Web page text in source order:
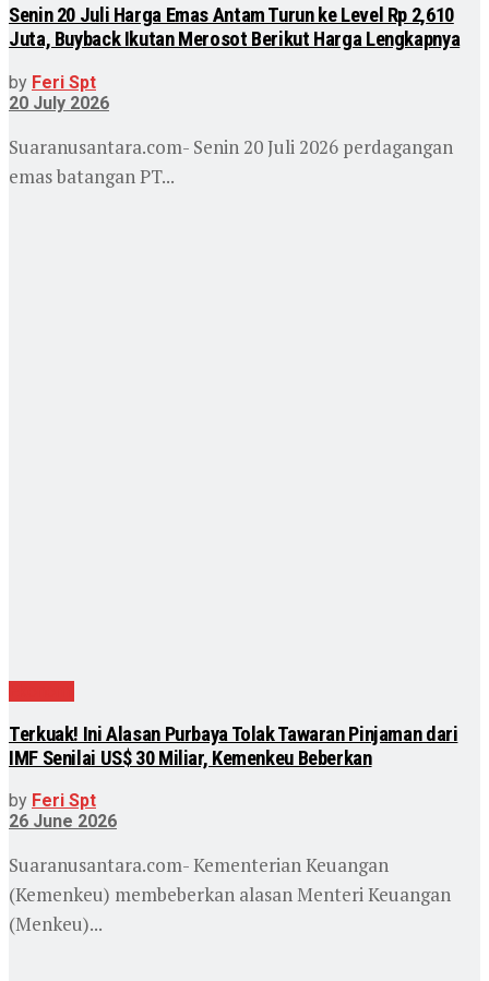
Senin 20 Juli Harga Emas Antam Turun ke Level Rp 2,610
Juta, Buyback Ikutan Merosot Berikut Harga Lengkapnya
by Feri Spt
20 July 2026
Suaranusantara.com- Senin 20 Juli 2026 perdagangan
emas batangan PT...
Terkuak! Ini Alasan Purbaya Tolak Tawaran Pinjaman dari
IMF Senilai US$ 30 Miliar, Kemenkeu Beberkan
by Feri Spt
26 June 2026
Suaranusantara.com- Kementerian Keuangan
(Kemenkeu) membeberkan alasan Menteri Keuangan
(Menkeu)...